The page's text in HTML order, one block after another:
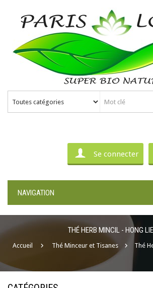
Se connecter
NAVIGATION
THÉ HERB MINCIL - HONG
Accueil Thé Minceur et Tisanes Thé